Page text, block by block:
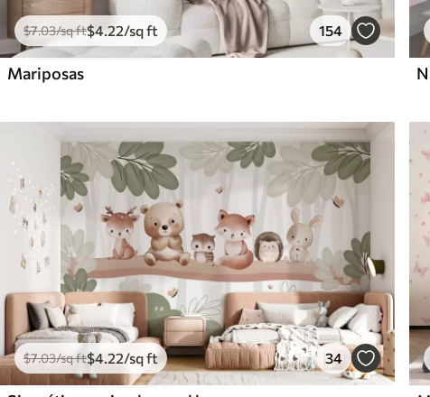
$7.03/sq ft$4.22/sq ft 154
Mariposas
$7.03/sq ft$4.22/sq ft 34